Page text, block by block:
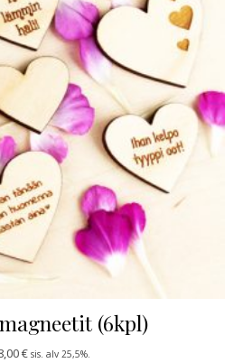
(6kpl)
€ sis. alv 25,5%.